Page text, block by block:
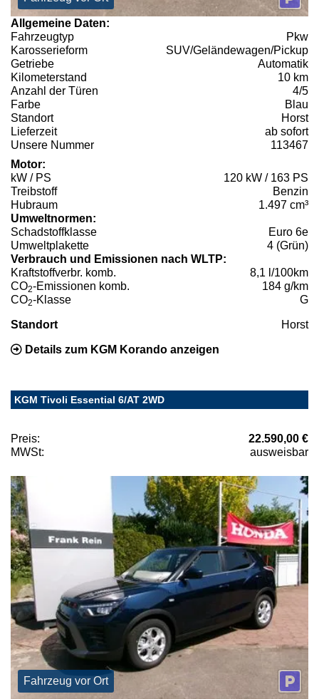
Allgemeine Daten:
Fahrzeugtyp
Pkw
Karosserieform
SUV/Geländewagen/Pickup
Getriebe
Automatik
Kilometerstand
10 km
Anzahl der Türen
4/5
Farbe
Blau
Standort
Horst
Lieferzeit
ab sofort
Unsere Nummer
113467
Motor:
kW / PS
120 kW / 163 PS
Treibstoff
Benzin
Hubraum
1.497 cm³
Umweltnormen:
Schadstoffklasse
Euro 6e
Umweltplakette
4 (Grün)
Verbrauch und Emissionen nach WLTP:
Kraftstoffverbr. komb.
8,1 l/100km
CO2-Emissionen komb.
184 g/km
CO2-Klasse G
Standort Horst
Details zum KGM Korando anzeigen
KGM Tivoli Essential 6/AT 2WD
Preis:
22.590,00 €
MWSt:
ausweisbar
Fahrzeug vor Ort